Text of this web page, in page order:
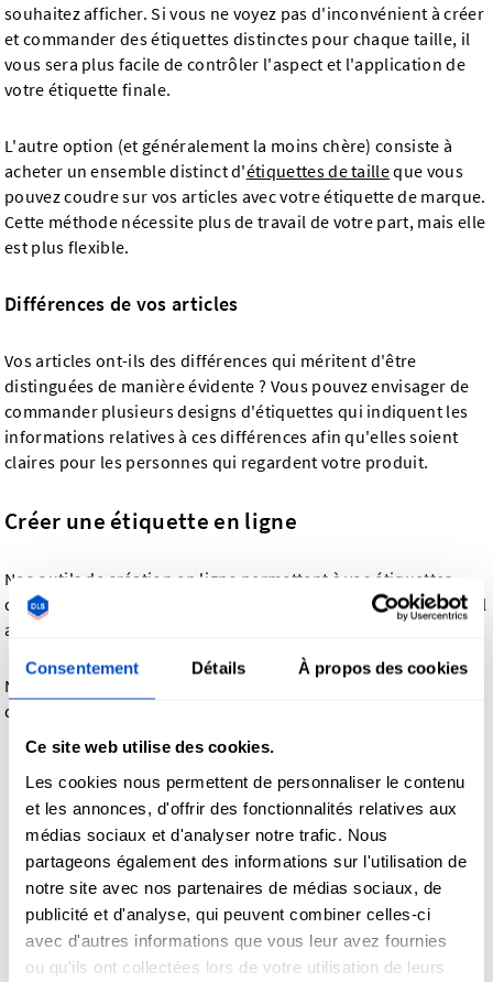
Consentement Détails À propos des cookies
Ce site web utilise des cookies.
Les cookies nous permettent de personnaliser le contenu
et les annonces, d'offrir des fonctionnalités relatives aux
médias sociaux et d'analyser notre trafic. Nous
partageons également des informations sur l'utilisation de
notre site avec nos partenaires de médias sociaux, de
publicité et d'analyse, qui peuvent combiner celles-ci
avec d'autres informations que vous leur avez fournies
ou qu'ils ont collectées lors de votre utilisation de leurs
souhaitez afficher. Si vous ne voyez pas d'inconvénient à créer
et commander des étiquettes distinctes pour chaque taille, il
vous sera plus facile de contrôler l'aspect et l'application de
votre étiquette finale.
L'autre option (et généralement la moins chère) consiste à
acheter un ensemble distinct d'étiquettes de tailleque vous
pouvez coudre sur vos articles avec votre étiquette de marque.
Cette méthode nécessite plus de travail de votre part, mais elle
est plus flexible.
Différences de vos articles
Vos articles ont-ils des différences qui méritent d'être
distinguées de manière évidente ? Vous pouvez envisager de
commander plusieurs designs d'étiquettes qui indiquent les
informations relatives à ces différences afin qu'elles soient
claires pour les personnes qui regardent votre produit.
Créer une étiquette en ligne
Nos outils de création en ligne permettent à vos étiquettes
d'être lisibles et produites dans une taille standard avec un bel
aspect visuel et pour être faciles à appliquer.
Nos outils de réalisation d'étiquette vous offrent les options
de création suivantes :
et grand. Plus l'étiquette est petite, moins vous pouvez y
ajouter de texte. N'oubliez donc pas ceci lorsque vous
sélectionnez une taille.
Le texte que vous souhaitez écrire sur votre étiquette :
celui-ci sera automatiquement adapté aux dimensions de
la taille d'étiquette que vous sélectionnez. Plus l'étiquette
est grande, plus vous pouvez y écrire du texte et/ou plus
grand vous pourrez l'afficher.